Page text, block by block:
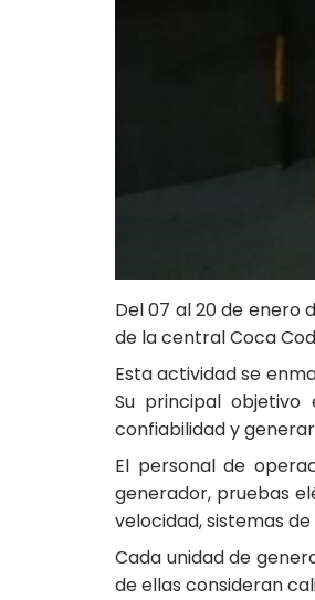
Del 07 al 20 de enero
de la central Coca
Esta actividad se
Su principal
confiabilidad y
El personal de
generador, pruebas
velocidad, sistemas
Cada unidad de
de ellas consideran